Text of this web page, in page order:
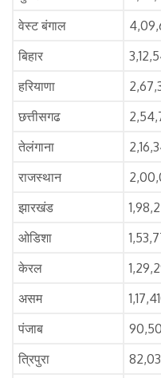
वेस्ट बंगाल
बिहार
हरियाणा
छत्तीसगढ
तेलंगाना
राजस्थान
झारखंड
ओडिशा
केरल
असम
पंजाब
त्रिपुरा